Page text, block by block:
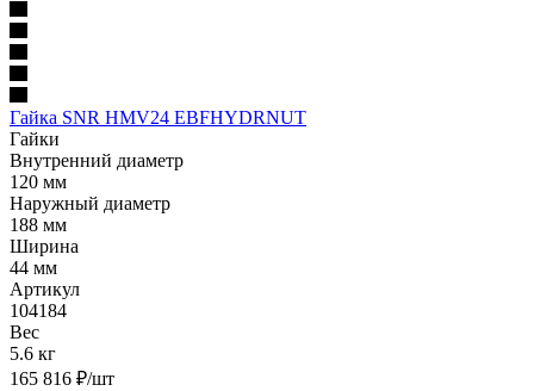
Гайка SNR HMV24 EBFHYDRNUT
Гайки
Внутренний диаметр
120 мм
Наружный диаметр
188 мм
Ширина
44 мм
Артикул
104184
Вес
5.6 кг
165 816 ₽/шт